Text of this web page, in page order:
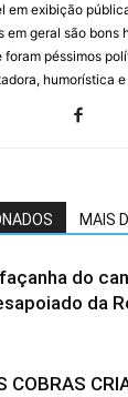
em exibição
em geral são bons
foram péssimos
humorística
MAIS
do
da
COBRAS